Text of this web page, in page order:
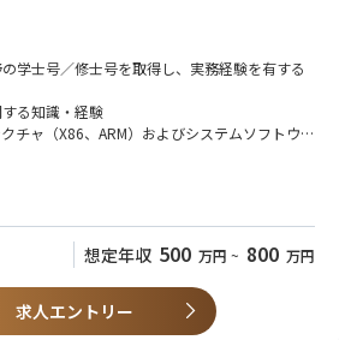
整、工程改善、将来的な全自動化を担うポジ
機械構造、電気、センサー、周辺設備につい
張可能な方
時および量産後の技術支援
ネス的に分析し、台湾本社のエンジニアと連
試験報告書の作成
タッフへの技術トレーニングおよびサポート
技術営業支援 など
用マザーボード、AI PC、Mini-PC、シングルボ
学士号／修士号を取得し、実務経験を有する
る知識・経験
チャ（X86、ARM）およびシステムソフトウ
など）に関する理解
中国語での技術的な内容をビジネスレベルで
力（読み書き・会話）
用PC、産業用マザーボード、AI PC、Mini-PC、
ター）のFAE実務経験2年以上
トサポートの経験
想定年収 500 万円 ~ 800 万円
求人エントリー